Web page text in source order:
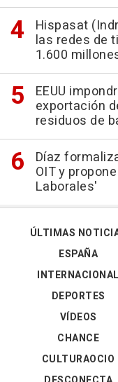
Hispasat
las redes de
1.600
EEUU
exportación
residuos de
Díaz
OIT y
Laborales'
ÚLTIMAS
ESPAÑA
INTERNACIONAL
DEPORTES
VÍDEOS
CHANCE
CULTURAOCIO